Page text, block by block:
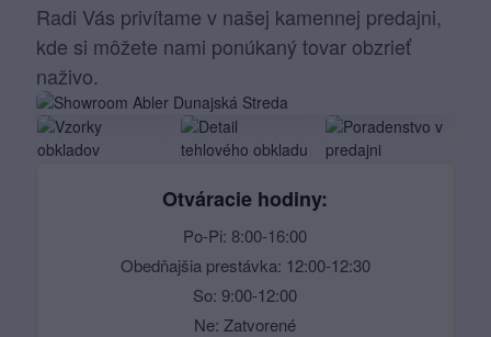
Radi Vás privítame v našej kamennej predajni,
kde si môžete nami ponúkaný tovar obzrieť
naživo.
Otváracie hodiny:
Po-Pi: 8:00-16:00
Obedňajšia prestávka: 12:00-12:30
So: 9:00-12:00
Ne: Zatvorené